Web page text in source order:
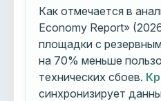
Как отмечается в
Economy Report»
площадки с
на 70% меньше
технических сбоев.
синхронизирует